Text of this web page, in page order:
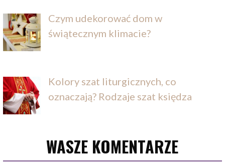
Czym udekorować dom w
świątecznym klimacie?
Kolory szat liturgicznych, co
oznaczają? Rodzaje szat księdza
WASZE KOMENTARZE